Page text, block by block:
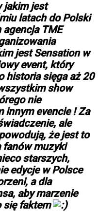
jakim jest
latach do Polski
agencja TME
jest Sensation w
event, który
historia sięga aż 20
show
nie
innym evencie ! Za
ale
że jest to
fanów muzyki
starszych,
edycje w Polsce
a dla
aby marzenie
się faktem